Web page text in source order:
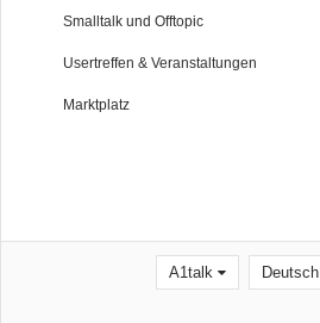
Smalltalk und Offtopic
Usertreffen & Veranstaltungen
Marktplatz
A1talk